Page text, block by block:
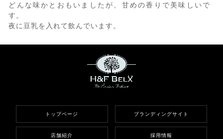
どんな味かとおもいましたが、甘めの香りで美味しいで
す。
夜に豆乳を入れて飲んでいます。
トップページ ブランディングサイト
店舗紹介 採用情報